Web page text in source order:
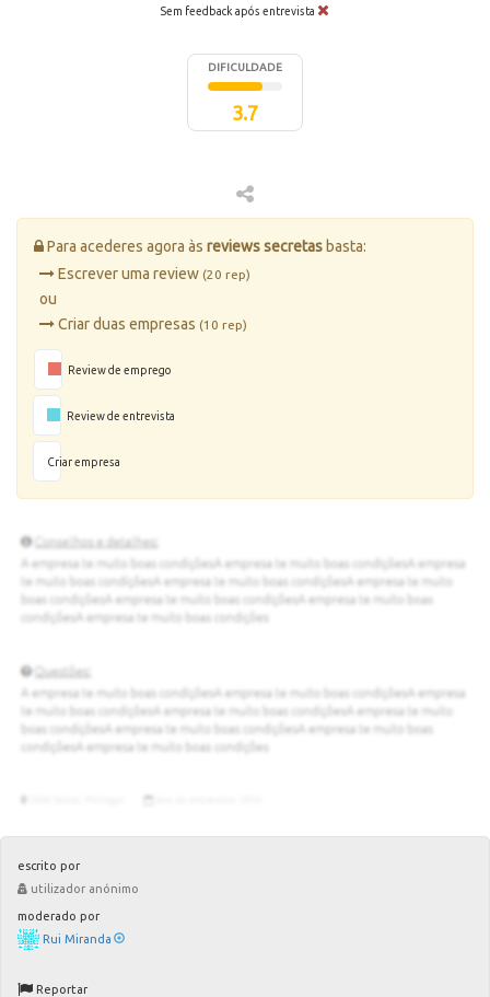
Sem feedback após entrevista
DIFICULDADE
3.7
Para acederes agora às reviews secretas basta:
Escrever uma review (20 rep)
ou
Criar duas empresas (10 rep)
Review de emprego
Review de entrevista
Criar empresa
escrito por
utilizador anónimo
moderado por
Rui Miranda
Reportar